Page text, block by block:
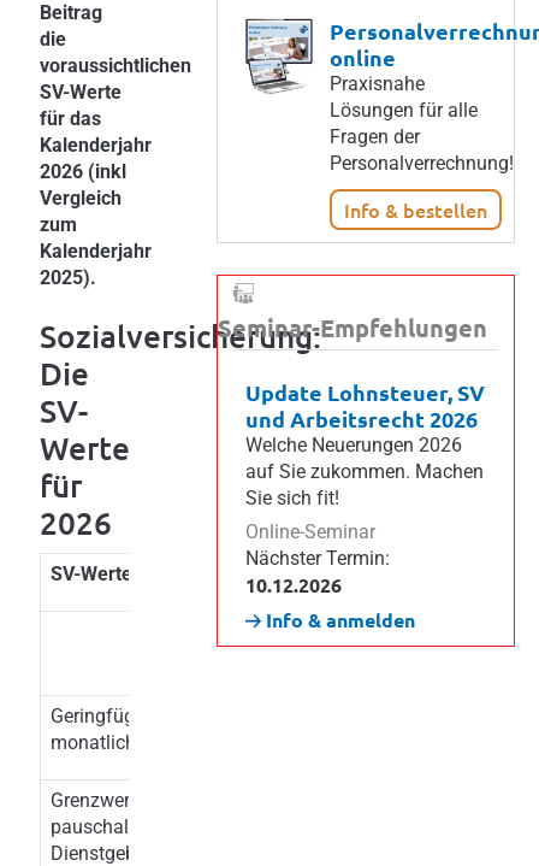
Beitrag
die
voraussichtlichen
SV-Werte
für das
Kalenderjahr
2026 (inkl
Vergleich
zum
Kalenderjahr
2025).
Sozialversicherung:
Die
SV-
Werte
für
2026
SV-Werte | Vergleich 2025/2026
Wert
Geringfügigkeitsgrenze
monatlich
Grenzwert für
pauschalierte
Dienstgeberabgabe
online
Praxisnahe
Lösungen für alle
Fragen der
Personalverrechnung!
Info & bestellen
Seminar-Empfehlungen
Update Lohnsteuer, SV
und Arbeitsrecht 2026
Welche Neuerungen 2026
auf Sie zukommen. Machen
Sie sich fit!
Online-Seminar
Nächster Termin:
10.12.2026
Info & anmelden